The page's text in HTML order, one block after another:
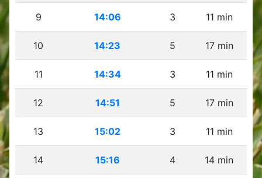
9 14:06 3 11 min
10 14:23 5 17 min
11 14:34 3 11 min
12 14:51 5 17 min
13 15:02 3 11 min
14 15:16 4 14 min